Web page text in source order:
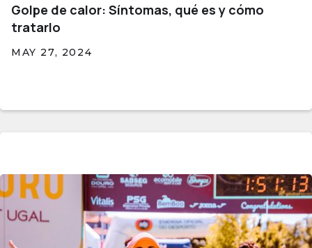
Golpe de calor: Síntomas, qué es y cómo
tratarlo
MAY 27, 2024